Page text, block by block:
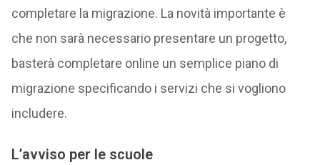
completare la migrazione. La novità importante è
che non sarà necessario presentare un progetto,
basterà completare online un semplice piano di
migrazione specificando i servizi che si vogliono
includere.
L’avviso per le scuole